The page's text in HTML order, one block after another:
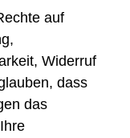
auf
Widerruf
dass
das